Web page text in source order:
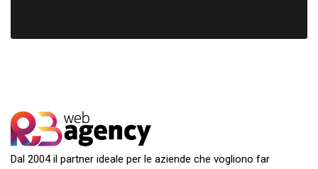
Dal 2004 il partner ideale per le aziende che vogliono far